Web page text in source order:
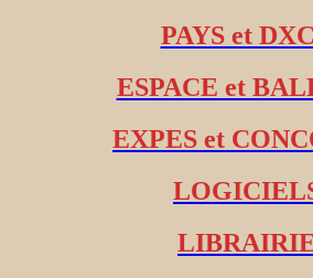
PAYS et
ESPACE et
EXPES et